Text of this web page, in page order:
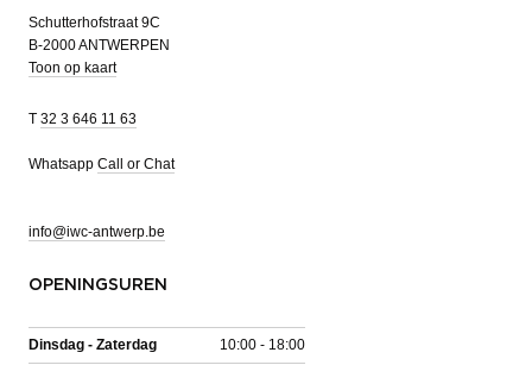
Schutterhofstraat 9C
B-2000 ANTWERPEN
Toon op kaart
T 32 3 646 11 63
Whatsapp Call or Chat
info@iwc-antwerp.be
OPENINGSUREN
Dinsdag - Zaterdag 10:00 - 18:00